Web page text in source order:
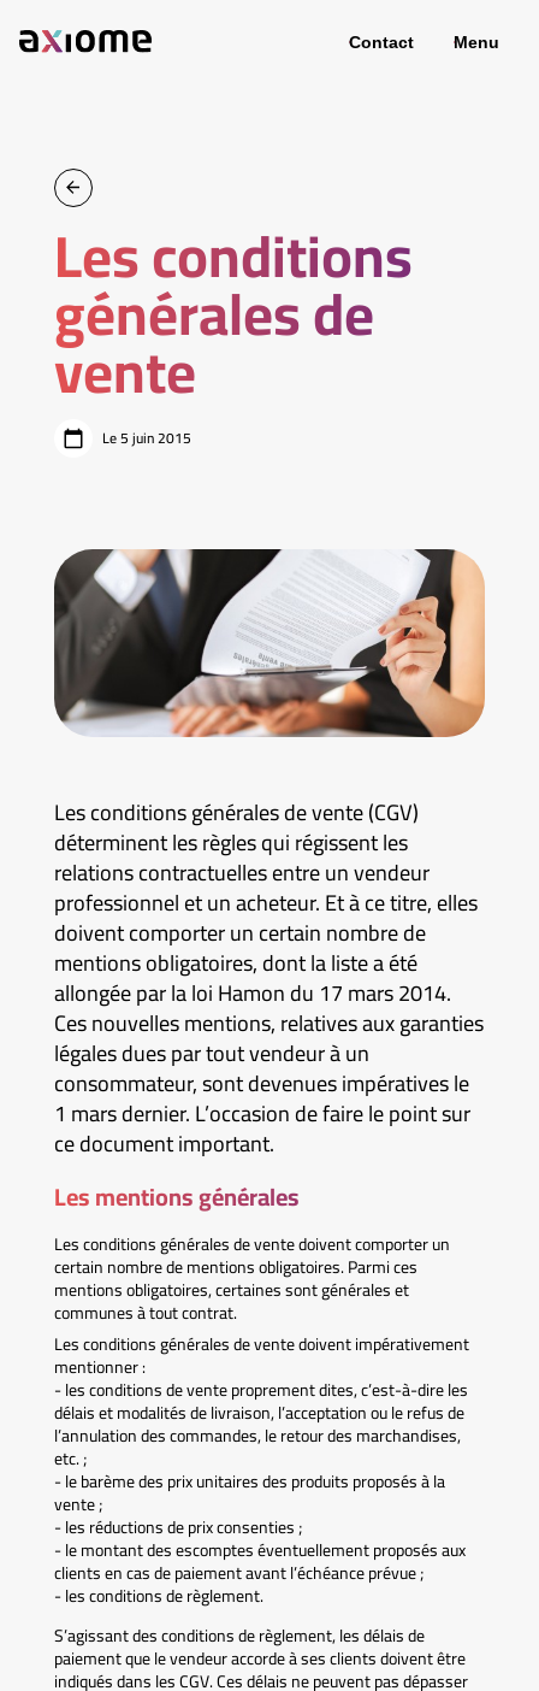
Contact Menu
Les conditions
générales de
vente
Le 5 juin 2015
Les conditions générales de vente (CGV)
déterminent les règles qui régissent les
relations contractuelles entre un vendeur
professionnel et un acheteur. Et à ce titre, elles
doivent comporter un certain nombre de
mentions obligatoires, dont la liste a été
allongée par la loi Hamon du 17 mars 2014.
Ces nouvelles mentions, relatives aux garanties
légales dues par tout vendeur à un
consommateur, sont devenues impératives le
1 mars dernier. L’occasion de faire le point sur
ce document important.
Les mentions générales
Les conditions générales de vente doivent comporter un
certain nombre de mentions obligatoires. Parmi ces
mentions obligatoires, certaines sont générales et
communes à tout contrat.
Les conditions générales de vente doivent impérativement
mentionner :
- les conditions de vente proprement dites, c’est-à-dire les
délais et modalités de livraison, l’acceptation ou le refus de
l’annulation des commandes, le retour des marchandises,
etc. ;
- le barème des prix unitaires des produits proposés à la
vente ;
- les réductions de prix consenties ;
- le montant des escomptes éventuellement proposés aux
clients en cas de paiement avant l’échéance prévue ;
- les conditions de règlement.
S’agissant des conditions de règlement, les délais de
paiement que le vendeur accorde à ses clients doivent être
indiqués dans les CGV. Ces délais ne peuvent pas dépasser